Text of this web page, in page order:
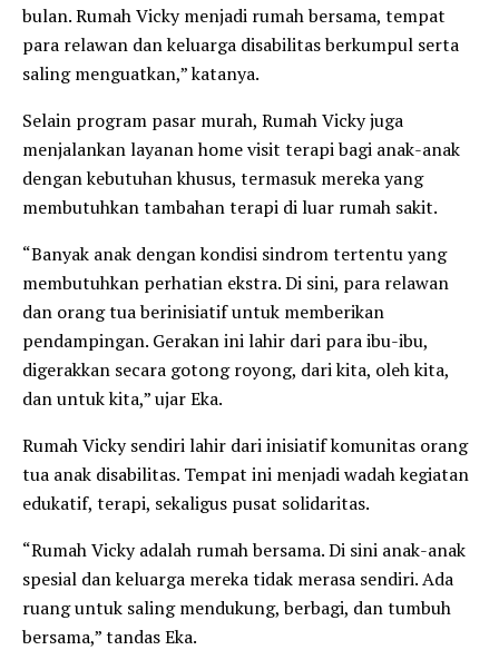
bulan. Rumah Vicky menjadi rumah bersama, tempat
para relawan dan keluarga disabilitas berkumpul serta
saling menguatkan,” katanya.
Selain program pasar murah, Rumah Vicky juga
menjalankan layanan home visit terapi bagi anak-anak
dengan kebutuhan khusus, termasuk mereka yang
membutuhkan tambahan terapi di luar rumah sakit.
“Banyak anak dengan kondisi sindrom tertentu yang
membutuhkan perhatian ekstra. Di sini, para relawan
dan orang tua berinisiatif untuk memberikan
pendampingan. Gerakan ini lahir dari para ibu-ibu,
digerakkan secara gotong royong, dari kita, oleh kita,
dan untuk kita,” ujar Eka.
Rumah Vicky sendiri lahir dari inisiatif komunitas orang
tua anak disabilitas. Tempat ini menjadi wadah kegiatan
edukatif, terapi, sekaligus pusat solidaritas.
“Rumah Vicky adalah rumah bersama. Di sini anak-anak
spesial dan keluarga mereka tidak merasa sendiri. Ada
ruang untuk saling mendukung, berbagi, dan tumbuh
bersama,” tandas Eka.